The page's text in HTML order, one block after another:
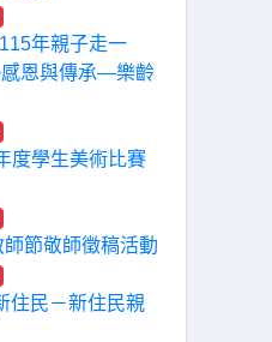
年親子走一
感恩與傳承—樂齡
度學生美術比賽
節敬師徵稿活動
住民－新住民親